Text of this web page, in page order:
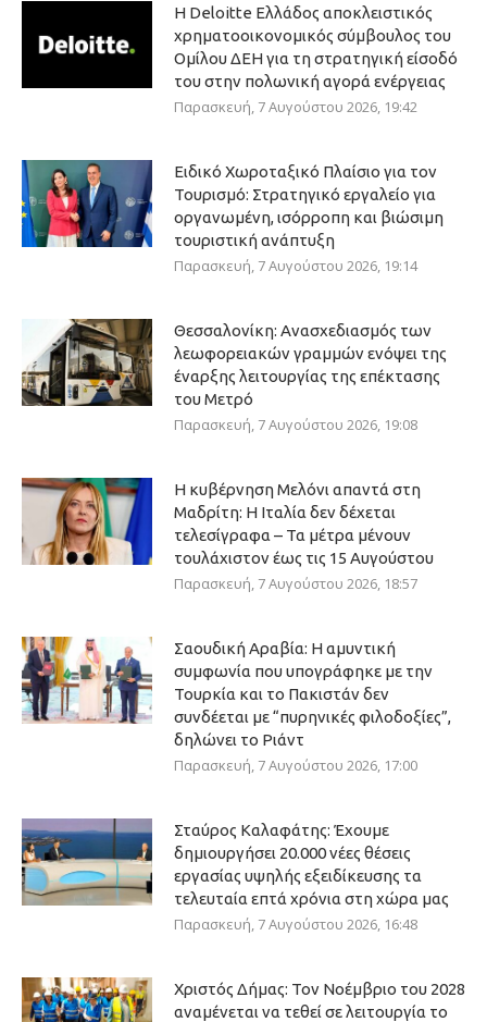
Η Deloitte Ελλάδος αποκλειστικός
χρηματοοικονομικός σύμβουλος του
Ομίλου ΔΕΗ για τη στρατηγική είσοδό
του στην πολωνική αγορά ενέργειας
Παρασκευή, 7 Αυγούστου 2026, 19:42
Ειδικό Χωροταξικό Πλαίσιο για τον
Τουρισμό: Στρατηγικό εργαλείο για
οργανωμένη, ισόρροπη και βιώσιμη
τουριστική ανάπτυξη
Παρασκευή, 7 Αυγούστου 2026, 19:14
Θεσσαλονίκη: Ανασχεδιασμός των
λεωφορειακών γραμμών ενόψει της
έναρξης λειτουργίας της επέκτασης
του Μετρό
Παρασκευή, 7 Αυγούστου 2026, 19:08
Η κυβέρνηση Μελόνι απαντά στη
Μαδρίτη: Η Ιταλία δεν δέχεται
τελεσίγραφα – Τα μέτρα μένουν
τουλάχιστον έως τις 15 Αυγούστου
Παρασκευή, 7 Αυγούστου 2026, 18:57
Σαουδική Αραβία: Η αμυντική
συμφωνία που υπογράφηκε με την
Τουρκία και το Πακιστάν δεν
συνδέεται με “πυρηνικές φιλοδοξίες”,
δηλώνει το Ριάντ
Παρασκευή, 7 Αυγούστου 2026, 17:00
Σταύρος Καλαφάτης: Έχουμε
δημιουργήσει 20.000 νέες θέσεις
εργασίας υψηλής εξειδίκευσης τα
τελευταία επτά χρόνια στη χώρα μας
Παρασκευή, 7 Αυγούστου 2026, 16:48
Χριστός Δήμας: Τον Νοέμβριο του 2028
αναμένεται να τεθεί σε λειτουργία το